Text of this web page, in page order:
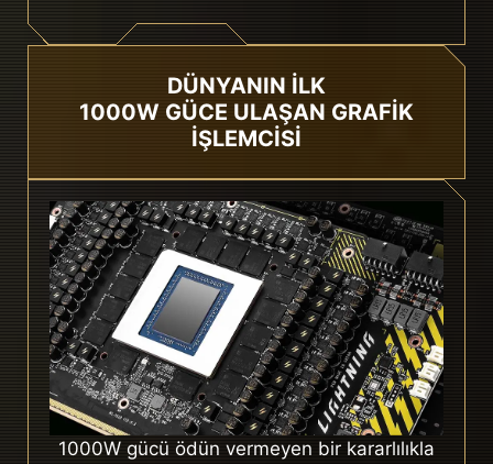
DÜNYANIN İLK
1000W GÜCE ULAŞAN GRAFIK
İŞLEMCISI
1000W gücü ödün vermeyen bir kararlılıkla